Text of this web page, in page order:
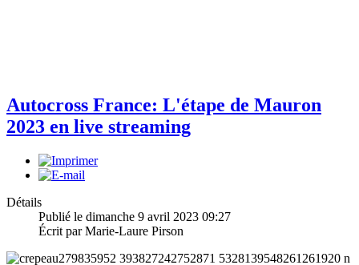
Autocross France: L'étape de Mauron
2023 en live streaming
Détails
Publié le dimanche 9 avril 2023 09:27
Écrit par Marie-Laure Pirson